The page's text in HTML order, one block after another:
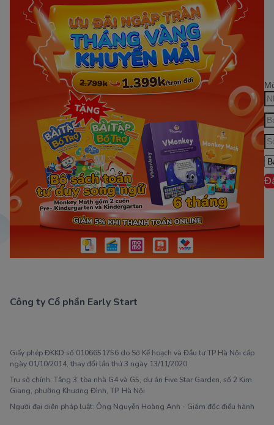
Công ty Cổ phần Early Start
Giấy phép ĐKKD số 0106651756 do Sở Kế hoạch và Đầu tư TP Hà Nội cấp
ngày 01/10/2014, thay đổi lần thứ 3 ngày 13/11/2020
Trụ sở chính: Tầng 3, tòa nhà G4 và G5, dự án Five Star Garden, số 2 Kim
Giang, phường Khương Đình, TP. Hà Nội
Người đại diện pháp luật: Ông Nguyễn Hoàng Anh - Giám đốc điều hành